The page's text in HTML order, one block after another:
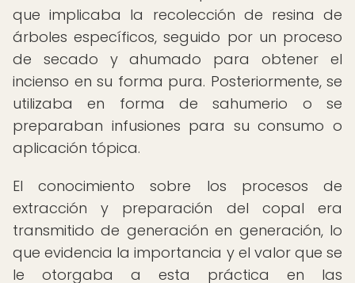
que implicaba la recolección de resina de
árboles específicos, seguido por un proceso
de secado y ahumado para obtener el
incienso en su forma pura. Posteriormente, se
utilizaba en forma de sahumerio o se
preparaban infusiones para su consumo o
aplicación tópica.
El conocimiento sobre los procesos de
extracción y preparación del copal era
transmitido de generación en generación, lo
que evidencia la importancia y el valor que se
le otorgaba a esta práctica en las